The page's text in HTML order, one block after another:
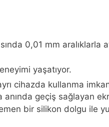
0,01 mm aralıklarla
yaşatıyor.
cihazda kullanma
geçiş sağlayan
bir silikon dolgu ile